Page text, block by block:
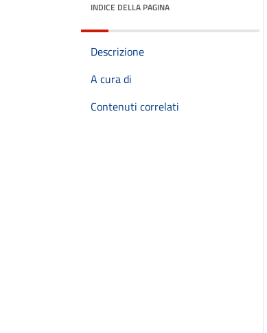
INDICE DELLA PAGINA
Descrizione
A cura di
Contenuti correlati